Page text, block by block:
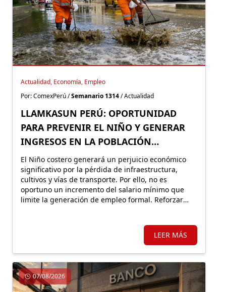
Actualidad, Economía, Empleo
Por: ComexPerú /Semanario 1314/ Actualidad
LLAMKASUN PERÚ: OPORTUNIDAD
PARA PREVENIR EL NIÑO Y GENERAR
INGRESOS EN LA POBLACIÓN
VULNERABLE
El Niño costero generará un perjuicio económico
significativo por la pérdida de infraestructura,
cultivos y vías de transporte. Por ello, no es
oportuno un incremento del salario mínimo que
limite la generación de empleo formal. Reforzar
en simultáneo, avanzar en obras de prevención.
LEER MÁS
07/08/2026